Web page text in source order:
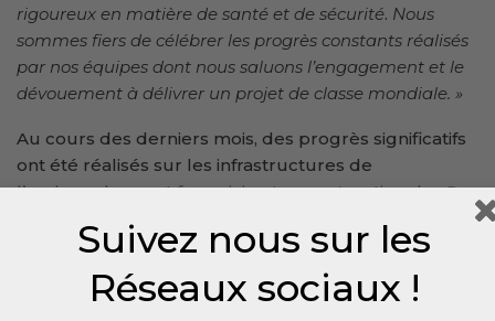
rigoureux en matière de santé et de sécurité. Nous
sommes fiers de célébrer les progrès constants réalisés
par nos équipes dont nous saluons l’engagement et le
dévouement à délivrer un projet de classe mondiale. »
Au cours des derniers mois, des progrès significatifs
ont été réalisés sur les infrastructures de
l’embranchement ferroviaire. La construction des 5
été entièrement achevée avec des avancées
notables dans la pose de la voie ferrée.
Suivez nous sur les
Réseaux sociaux !